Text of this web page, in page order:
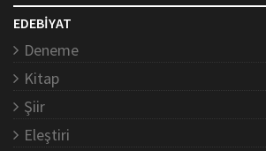
EDEBİYAT
Deneme
Kitap
Şiir
Eleştiri